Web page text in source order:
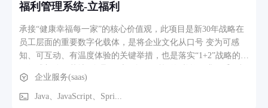
福利管理系统-立福利
承接“健康幸福每一家”的核心价值观，此项目是新30年战略在
员工层面的重要数字化载体，是将企业文化从口号 变为可感
知、可互动、有温度体验的关键举措，也是落实“1+2”战略的重
利预算，最终实现全过程、可视化、精准化管理。本项目是实
现费用可控、风险降低、效益最大化的核心基 础设施；构建集
企业服务(saas)
Java、JavaScript、Spri...